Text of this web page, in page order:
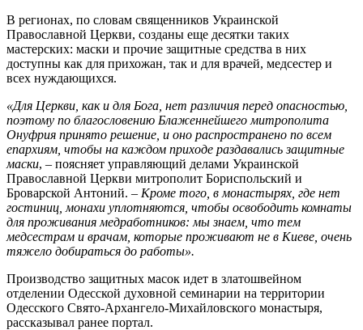
В регионах, по словам священников Украинской
Православной Церкви, созданы еще десятки таких
мастерских: маски и прочие защитные средства в них
доступны как для прихожан, так и для врачей, медсестер и
всех нуждающихся.
«Для Церкви, как и для Бога, нет различия перед опасностью,
поэтому по благословению Блаженнейшего митрополита
Онуфрия принято решение, и оно распространено по всем
епархиям, чтобы на каждом приходе раздавались защитные
маски, – поясняет управляющий делами Украинской
Православной Церкви митрополит Бориспольский и
Броварской Антоний. – Кроме того, в монастырях, где нет
гостиниц, монахи уплотняются, чтобы освободить комнаты
для проживания медработников: мы знаем, что тем
медсестрам и врачам, которые проживают не в Киеве, очень
тяжело добираться до работы».
Производство защитных масок идет в златошвейном
отделении Одесской духовной семинарии на территории
Одесского Свято-Архангело-Михайловского монастыря,
рассказывал ранее портал.